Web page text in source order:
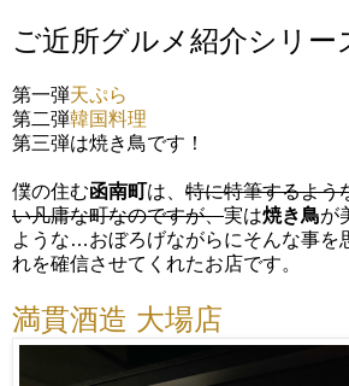
ご近所グルメ紹介シリー
第一弾天ぷら
第二弾韓国料理
第三弾は焼き鳥です！
僕の住む函南町は、 特に特筆するよう
い凡庸な町なのですが、実は焼き鳥が
ような…おぼろげながらにそんな事を
れを確信させてくれたお店です。
満貫酒造 大場店